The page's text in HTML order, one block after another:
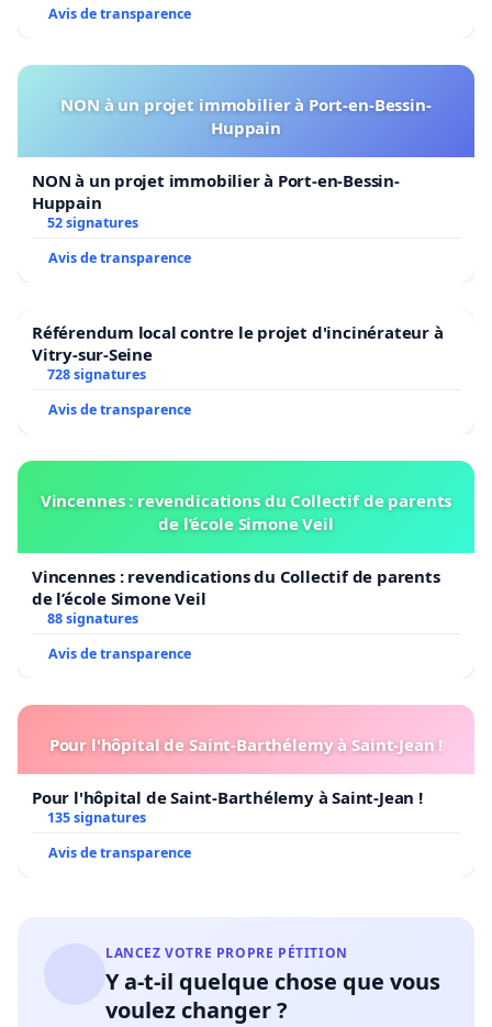
Avis de transparence
NON à un projet immobilier à Port-en-Bessin-
Huppain
NON à un projet immobilier à Port-en-Bessin-
Huppain
52 signatures
Avis de transparence
Référendum local contre le projet d'incinérateur à
Vitry-sur-Seine
728 signatures
Avis de transparence
Vincennes : revendications du Collectif de parents
de l’école Simone Veil
Vincennes : revendications du Collectif de parents
de l’école Simone Veil
88 signatures
Avis de transparence
Pour l'hôpital de Saint-Barthélemy à Saint-Jean !
Pour l'hôpital de Saint-Barthélemy à Saint-Jean !
135 signatures
Avis de transparence
LANCEZ VOTRE PROPRE PÉTITION
Y a-t-il quelque chose que vous
voulez changer ?